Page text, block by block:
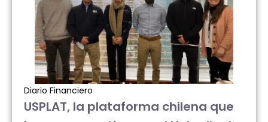
Diario Financiero
USPLAT, la plataforma chilena que